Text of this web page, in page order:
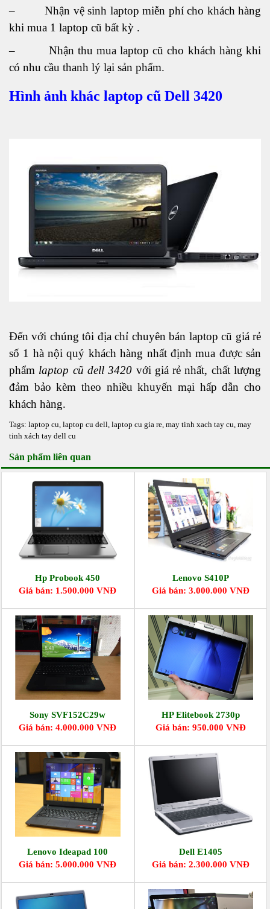
– Nhận vệ sinh laptop miễn phí cho khách hàng
khi mua 1 laptop cũ bất kỳ .
– Nhận thu mua laptop cũ cho khách hàng khi
có nhu cầu thanh lý lại sản phẩm.
Hình ảnh khác laptop cũ Dell 3420
Đến với chúng tôi địa chỉ chuyên bán laptop cũ giá rẻ
số 1 hà nội quý khách hàng nhất định mua được sản
phẩm laptop cũ dell 3420 với giá rẻ nhất, chất lượng
đảm bảo kèm theo nhiều khuyến mại hấp dẫn cho
khách hàng.
Tags: laptop cu, laptop cu dell, laptop cu gia re, may tinh xach tay cu, may
tinh xách tay dell cu
Sản phẩm liên quan
Hp Probook 450
Giá bán: 1.500.000 VNĐ
Lenovo S410P
Giá bán: 3.000.000 VNĐ
Sony SVF152C29w
Giá bán: 4.000.000 VNĐ
HP Elitebook 2730p
Giá bán: 950.000 VNĐ
Lenovo Ideapad 100
Giá bán: 5.000.000 VNĐ
Dell E1405
Giá bán: 2.300.000 VNĐ